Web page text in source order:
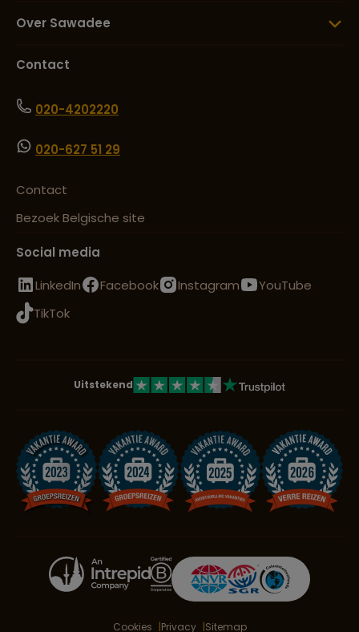
Plane Wreck
Lees meer over Vatnajökull
Over Sawadee
Contact
020-4202220
020-627 51 29
Contact
Bezoek Belgische site
Social media
LinkedIn
Facebook Instagram
YouTube
TikTok
Uitstekend
Cookies Privacy Sitemap